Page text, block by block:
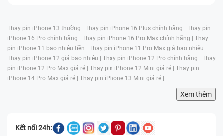
Thay pin iPhone 13 thường | Thay pin iPhone 16 Plus chính hãng | Thay pin
iPhone 16 Pro chính hãng | Thay pin iPhone 16 Pro Max chính hãng | Thay
pin iPhone 11 bao nhiêu tiền | Thay pin iPhone 11 Pro Max giá bao nhiêu |
Thay pin iPhone 12 giá bao nhiêu | Thay pin iPhone 12 Pro chính hãng | Thay
pin iPhone 12 Pro Max giá rẻ | Thay pin iPhone 12 Mini giá rẻ | Thay pin
iPhone 14 Pro Max giá rẻ | Thay pin iPhone 13 Mini giá rẻ |
Xem thêm
Kết nối 24h: